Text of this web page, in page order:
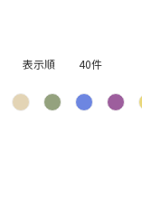
表示順 40件